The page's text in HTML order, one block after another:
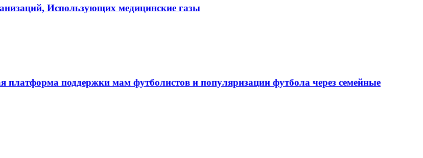
Использующих медицинские газы
поддержки мам футболистов и популяризации футбола через семейные